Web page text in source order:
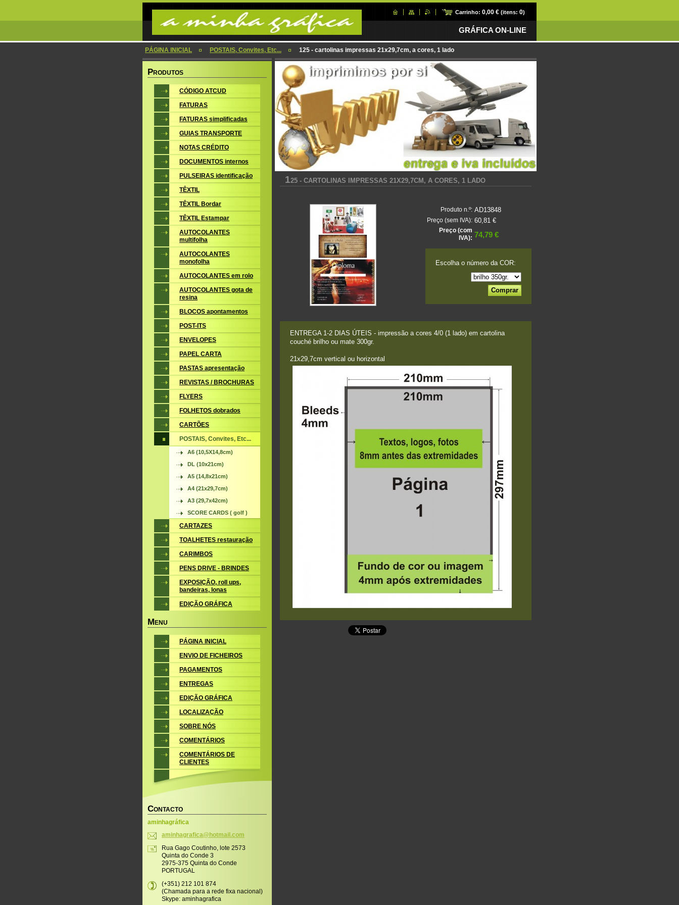
Carrinho: 0,00 € (itens: 0)
GRÁFICA ON-LINE
PÁGINA INICIAL POSTAIS, Convites, Etc... 125 - cartolinas impressas 21x29,7cm, a cores, 1 lado
125 - CARTOLINAS IMPRESSAS 21X29,7CM, A CORES, 1 LADO
Produto n.º: AD13848
Preço (sem IVA): 60,81 €
Preço (com
IVA): 74,79 €
Escolha o número da COR:
ENTREGA 1-2 DIAS ÚTEIS - impressão a cores 4/0 (1 lado) em cartolina
couché brilho ou mate 300gr.
21x29,7cm vertical ou horizontal
PRODUTOS
CÓDIGO ATCUD
FATURAS
FATURAS simplificadas
GUIAS TRANSPORTE
NOTAS CRÉDITO
DOCUMENTOS internos
PULSEIRAS identificação
TÊXTIL
TÊXTIL Bordar
TÊXTIL Estampar
AUTOCOLANTES
multifolha
AUTOCOLANTES
monofolha
AUTOCOLANTES em rolo
AUTOCOLANTES gota de
resina
BLOCOS apontamentos
POST-ITS
ENVELOPES
PAPEL CARTA
PASTAS apresentação
REVISTAS / BROCHURAS
FLYERS
FOLHETOS dobrados
CARTÕES
POSTAIS, Convites, Etc...
A6 (10,5X14,8cm)
DL (10x21cm)
A5 (14,8x21cm)
A4 (21x29,7cm)
A3 (29,7x42cm)
SCORE CARDS ( golf )
CARTAZES
TOALHETES restauração
CARIMBOS
PENS DRIVE - BRINDES
EXPOSIÇÃO, roll ups,
bandeiras, lonas
EDIÇÃO GRÁFICA
M ENU
PÁGINA INICIAL
ENVIO DE FICHEIROS
PAGAMENTOS
ENTREGAS
EDIÇÃO GRÁFICA
LOCALIZAÇÃO
SOBRE NÓS
COMENTÁRIOS
COMENTÁRIOS DE
CLIENTES
CONTACTO
aminhagráfica
aminhagrafica@hotmail.com
Rua Gago Coutinho, lote 2573
Quinta do Conde 3
2975-375 Quinta do Conde
PORTUGAL
(+351) 212 101 874
(Chamada para a rede fixa nacional)
Skype: aminhagrafica